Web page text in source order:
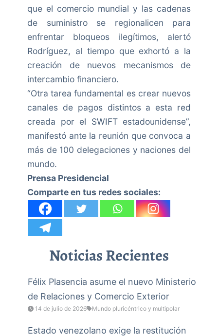
que el comercio mundial y las cadenas
de suministro se regionalicen para
enfrentar bloqueos ilegítimos, alertó
Rodríguez, al tiempo que exhortó a la
creación de nuevos mecanismos de
intercambio financiero.
“Otra tarea fundamental es crear nuevos
canales de pagos distintos a esta red
creada por el SWIFT estadounidense”,
manifestó ante la reunión que convoca a
más de 100 delegaciones y naciones del
mundo.
Prensa Presidencial
Comparte en tus redes sociales:
Noticias Recientes
Félix Plasencia asume el nuevo Ministerio
de Relaciones y Comercio Exterior
14 de julio de 2026 Mundo pluricéntrico y multipolar
Estado venezolano exige la restitución